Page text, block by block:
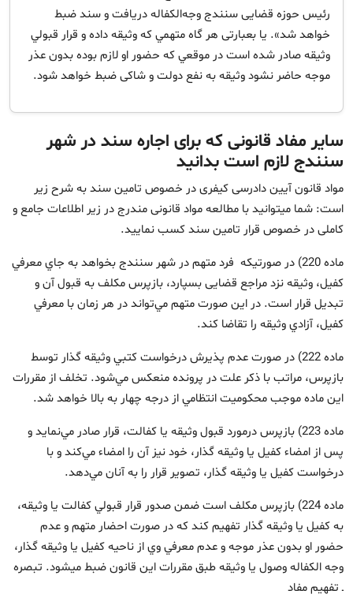
رئیس حوزه‌ قضایی سنندج وجه‌الکفاله دریافت و سند ضبط
خواهد شد». یا بعبارتی هر گاه متهمي كه وثيقه داده و قرار قبولي
وثيقه صادر شده است در موقعي كه حضور او لازم بوده بدون عذر
موجه حاضر نشود وثيقه به نفع دولت و شاکی ضبط خواهد شود.
سایر مفاد قانونی که برای اجاره سند در شهر
سنندج لازم است بدانید
مواد قانون آیین دادرسی کیفری در خصوص تامین سند به شرح زیر
است: شما میتوانید با مطالعه مواد قانونی مندرج در زیر اطلاعات جامع و
کاملی در خصوص قرار تامین سند کسب نمایید.
ماده 220) در صورتيكه فرد متهم در شهر سنندج بخواهد به جاي معرفي
كفيل، وثيقه نزد مراجع قضایی بسپارد، بازپرس مكلف به قبول آن و
تبديل قرار است. در اين صورت متهم مي‌تواند در هر زمان با معرفي
كفيل، آزادي وثيقه را تقاضا كند.
ماده 222) در صورت عدم پذيرش درخواست كتبي وثيقه‌ گذار توسط
بازپرس، مراتب با ذكر علت در پرونده منعكس مي‌شود. تخلف از مقررات
اين ماده موجب محكوميت انتظامي از درجه چهار به بالا خواهد شد.
ماده 223) بازپرس درمورد قبول وثيقه يا كفالت، قرار صادر مي‌نمايد و
پس از امضاء كفيل يا وثيقه‏ گذار، خود نيز آن را امضاء مي‌كند و با
درخواست كفيل يا وثيقه‏ گذار، تصوير قرار را به آنان مي‌دهد.
ماده 224) بازپرس مكلف است ضمن صدور قرار قبولي كفالت يا وثيقه،
به كفيل يا وثيقه‏ گذار تفهيم كند كه در صورت احضار متهم و عدم
حضور او بدون عذر موجه و عدم معرفي وي از ناحيه كفيل يا وثيقه‏ گذار،
وجه ‏الكفاله وصول يا وثيقه طبق مقررات اين قانون ضبط مي‏شود. تبصره
ـ تفهيم مفاد